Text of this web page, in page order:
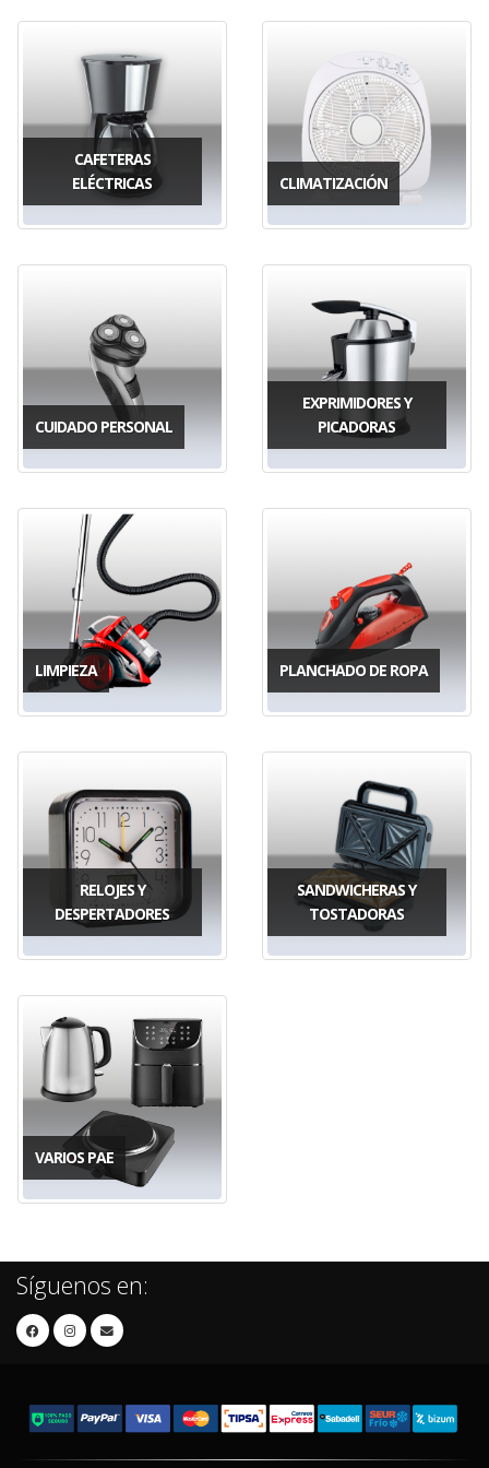
CAFETERAS
ELÉCTRICAS
CLIMATIZACIÓN
CUIDADO PERSONAL
EXPRIMIDORES Y
PICADORAS
LIMPIEZA PLANCHADO DE ROPA
RELOJES Y
DESPERTADORES
SANDWICHERAS Y
TOSTADORAS
VARIOS PAE
Síguenos en: